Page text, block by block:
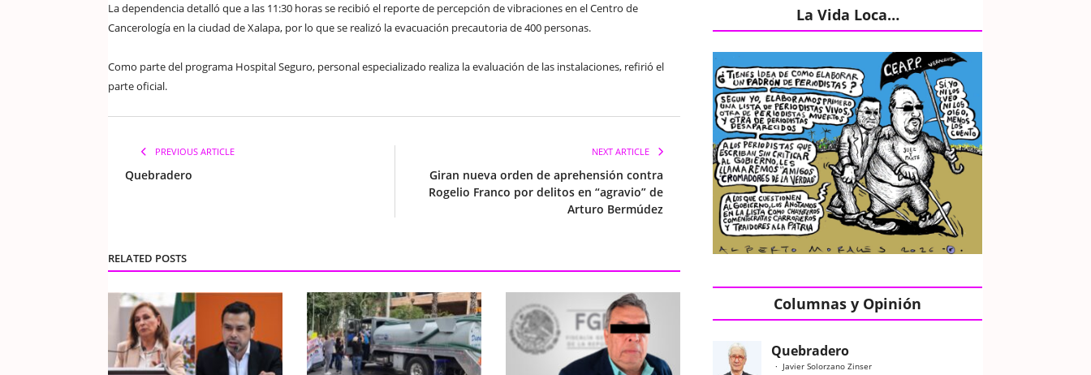
La dependencia detalló que a las 11:30 horas se recibió el reporte de percepción de vibraciones en el Centro de
Cancerología en la ciudad de Xalapa, por lo que se realizó la evacuación precautoria de 400 personas.
Como parte del programa Hospital Seguro, personal especializado realiza la evaluación de las instalaciones, refirió el
parte oficial.
PREVIOUS ARTICLE
Quebradero
NEXT ARTICLE
Giran nueva orden de aprehensión contra
Rogelio Franco por delitos en “agravio” de
Arturo Bermúdez
RELATED POSTS
La Vida Loca…
Columnas y Opinión
Quebradero
Javier Solorzano Zinser